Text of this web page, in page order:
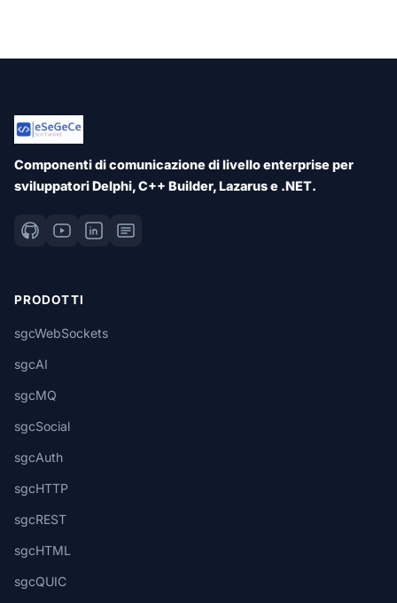
Componenti di comunicazione di livello enterprise per
sviluppatori Delphi, C++ Builder, Lazarus e .NET.
PRODOTTI
sgcWebSockets
sgcAI
sgcMQ
sgcSocial
sgcAuth
sgcHTTP
sgcREST
sgcHTML
sgcQUIC